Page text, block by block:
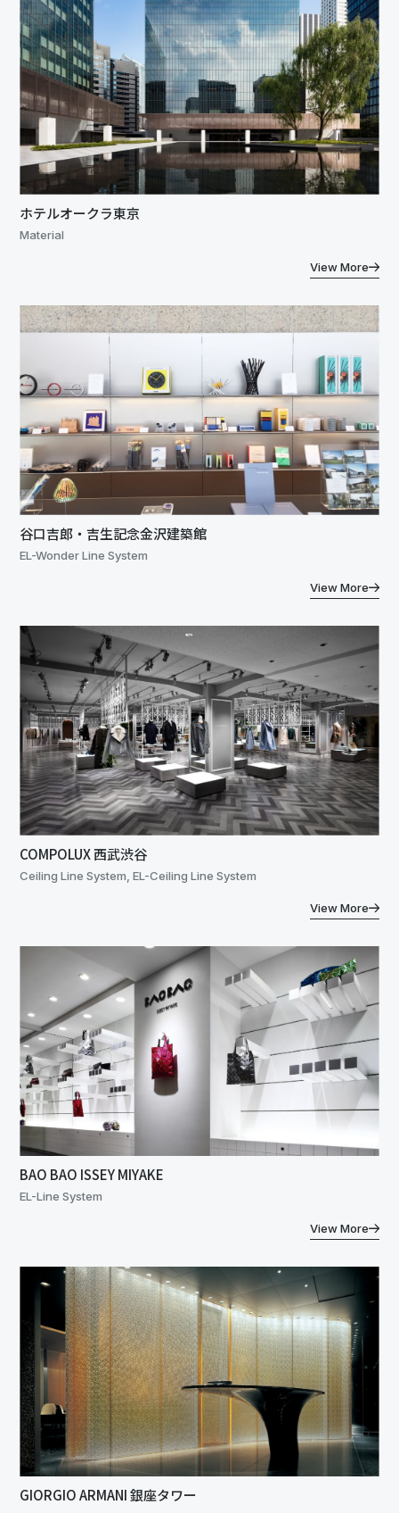
ホテルオークラ東京
Material
View More
谷口吉郎・吉生記念金沢建築館
EL-Wonder Line System
View More
COMPOLUX 西武渋谷
Ceiling Line System, EL-Ceiling Line System
View More
BAO BAO ISSEY MIYAKE
EL-Line System
View More
GIORGIO ARMANI 銀座タワー